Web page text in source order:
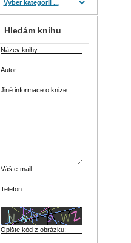
Hledám knihu
Název knihy:
Autor:
Jiné informace o knize:
Váš e-mail:
Telefon:
Opište kód z obrázku: